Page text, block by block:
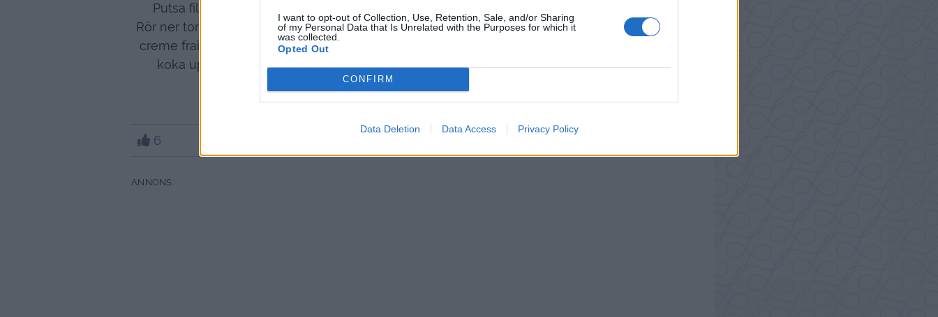
I want to opt-out of Collection, Use, Retention, Sale, and/or Sharing
of my Personal Data that Is Unrelated with the Purposes for which it
was collected.
Opted Out
CONFIRM
Data Deletion Data Access Privacy Policy
Putsa filen, skär upp den i lagom stora bitar , och stek upp den i smör.
Rör ner tomatpure, soya, oxfond, balsamico, sambal oelek, philadelphiaost,
creme fraiche och pressa ner vitlöken. Låt sjuda upp och häll i svamen låt
koka upp på svag värme och smaka ev. av med lite salt och peppar.
6 21 OKTOBER, 2013